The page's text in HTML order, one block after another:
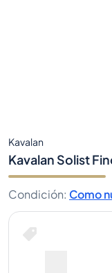
Kavalan
Kavalan Solist
Condición: Como